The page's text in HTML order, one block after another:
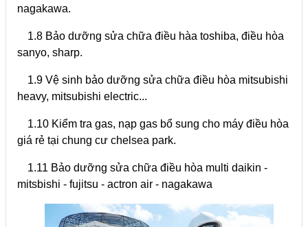
nagakawa.
1.8 Bảo dưỡng sửa chữa điều hàa toshiba, điều hòa
sanyo, sharp.
1.9 Vệ sinh bảo dưỡng sửa chữa điều hòa mitsubishi
heavy, mitsubishi electric...
1.10 Kiểm tra gas, nạp gas bổ sung cho máy điều hòa
giá rẻ tại chung cư chelsea park.
1.11 Bảo dưỡng sửa chữa điều hòa multi daikin -
mitsbishi - fujitsu - actron air - nagakawa